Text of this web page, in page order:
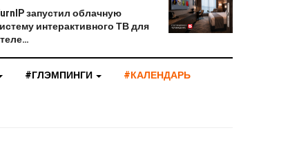
запустил облачную
интерактивного ТВ для
#ГЛЭМПИНГИ #КАЛЕНДАРЬ